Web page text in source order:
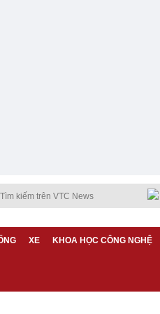
XE KHOA HỌC CÔNG NGHỆ